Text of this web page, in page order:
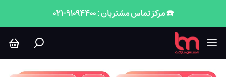
☎️ مرکز تماس مشتریان : 91094400-021